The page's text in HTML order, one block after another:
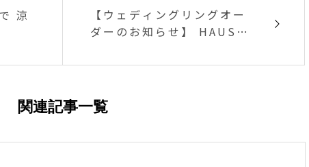
涼
【ウェディングリングオー
ダーのお知らせ】 HAUSに
ドが仲間入りしました
関連記事一覧